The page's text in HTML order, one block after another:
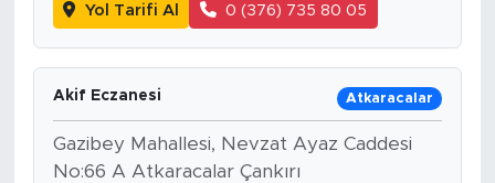
Yol Tarifi Al 0 (376) 735 80 05
Akif Eczanesi Atkaracalar
Gazibey Mahallesi, Nevzat Ayaz Caddesi
No:66 A Atkaracalar Çankırı